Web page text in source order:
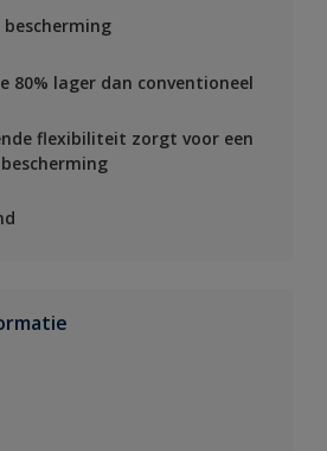
80% lager dan conventioneel
flexibiliteit zorgt voor een